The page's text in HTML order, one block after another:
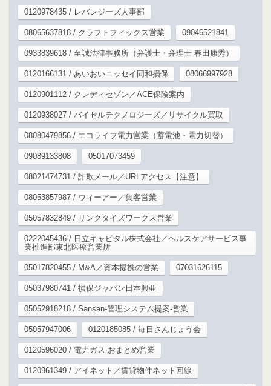
0120978435 / レバレジーズ人事部
08065637818 / クラフトフィックス営業 09046521841
0933839618 / 至誠法律事務所（弁護士・弁理士 春田康秀）
0120166131 / あいおいニッセイ同和損保 08066997928
0120901112 / クレディセゾン／ACE保険案内
0120938027 / バイセルテクノロジーズ／リサイクル買取
08080479856 / エコライフ電力営業（蓄電池・電力切替）
09089133808 05017073459
08021474731 / 詐欺メール／URLアクセス【注意】
08053857987 / ウィーアー／集客営業
05057832849 / リンクタイズワークス営業
0222045436 / 日立キャピタル株式会社／ヘルスケアサービス事
業推進部東北医療営業所
05017820455 / M&A／資本提携の営業 07031626115
05037980741 / 損保ジャパン日本興亜
05052918218 / Sansan-管理システム提案-営業
05057947006 0120185085 / 毎日さんじょう会
0120596020 / 電力ガス おまとめ営業
0120961349 / アイネット／賃貸物件ネット回線